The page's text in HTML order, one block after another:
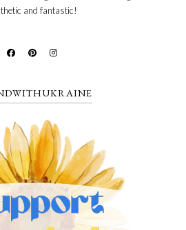
and fantastic!